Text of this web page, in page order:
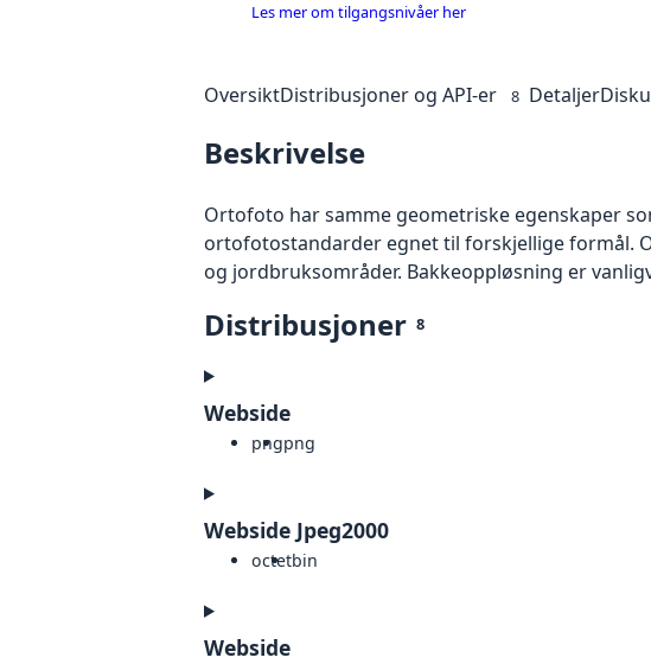
Les mer om tilgangsnivåer her
OversiktDistribusjoner og API-er 8 Detaljer
Beskrivelse
Ortofoto har samme geometriske egenskaper
ortofotostandarder egnet til forskjellige formål.
og jordbruksområder. Bakkeoppløsning er
Distribusjoner 8
Webside
pngpng
Webside Jpeg2000
octetbin
Webside